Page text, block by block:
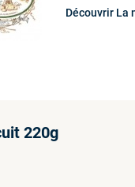
Découvrir La
220g